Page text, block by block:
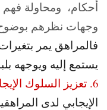
أحكام، ومحاولة
وجهات نظرهم
فالمراهق يمر
يستمع إليه ويوجهه
6. تعزيز السلوك الإيجابي:
الإيجابي لدى